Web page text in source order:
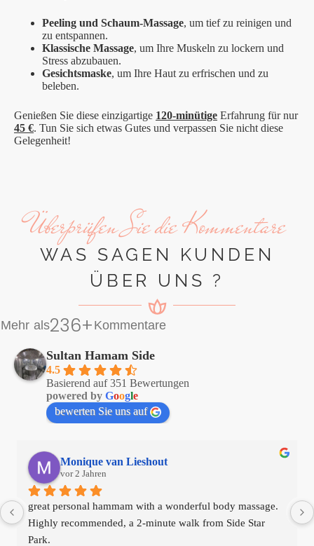
Peeling und Schaum-Massage, um tief zu reinigen und
zu entspannen.
Klassische Massage, um Ihre Muskeln zu lockern und
Stress abzubauen.
Gesichtsmaske, um Ihre Haut zu erfrischen und zu
beleben.
Genießen Sie diese einzigartige 120-minütige Erfahrung für nur
45 €. Tun Sie sich etwas Gutes und verpassen Sie nicht diese
Gelegenheit!
Überprüfen Sie die Kommentare
WAS SAGEN KUNDEN
ÜBER UNS ?
Mehr als265+Kommentare
Sultan Hamam Side
4.5
Basierend auf 351 Bewertungen
powered by Google
bewerten Sie uns auf
Monique van Lieshout
vor 2 Jahren
great personal hammam with a wonderful body massage.
Highly recommended, a 2-minute walk from Side Star
Park.